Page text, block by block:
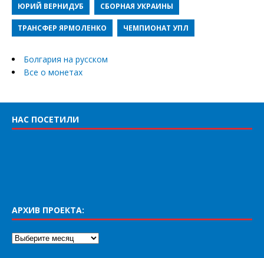
ЮРИЙ ВЕРНИДУБ СБОРНАЯ УКРАИНЫ
ТРАНСФЕР ЯРМОЛЕНКО ЧЕМПИОНАТ УПЛ
Болгария на русском
Все о монетах
НАС ПОСЕТИЛИ
АРХИВ ПРОЕКТА: